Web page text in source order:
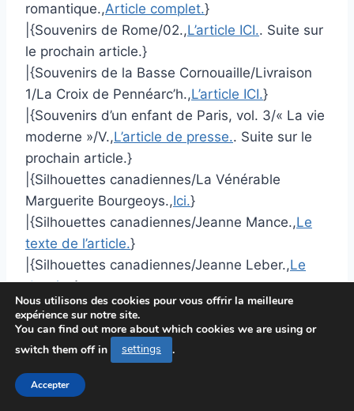
romantique.,Article complet.}
|{Souvenirs de Rome/02.,L’article ICI.. Suite sur
le prochain article.}
|{Souvenirs de la Basse Cornouaille/Livraison
1/La Croix de Pennéarc’h.,L’article ICI.}
|{Souvenirs d’un enfant de Paris, vol. 3/« La vie
moderne »/V.,L’article de presse.. Suite sur le
prochain article.}
|{Silhouettes canadiennes/La Vénérable
Marguerite Bourgeoys.,Ici.}
|{Silhouettes canadiennes/Jeanne Mance.,Le
texte de l’article.}
|{Silhouettes canadiennes/Jeanne Leber.,Le
dossier.}
|{Sermons sur le propre du temps., Cliquer ICI.
Suite sur le prochain article.}
|{Sermons. Première série.,
|{Sermon XCIII. Les dix vierges, ou la pureté
d’intention..,
Nous utilisons des cookies pour vous offrir la meilleure
expérience sur notre site.
You can find out more about which cookies we are using or
switch them off in
settings .
Accepter